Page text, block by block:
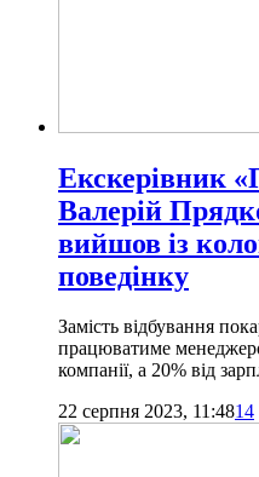
Екскерівник
Валерій
вийшов із
поведінку
Замість відбування
працюватиме
компанії, а 20% від
22 серпня 2023, 11:4814